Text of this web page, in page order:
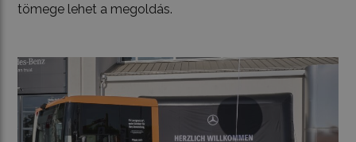
tömege lehet a megoldás.